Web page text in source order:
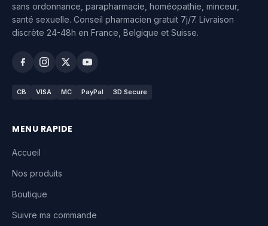
sans ordonnance, parapharmacie, homéopathie, minceur,
santé sexuelle. Conseil pharmacien gratuit 7j/7. Livraison
discrète 24-48h en France, Belgique et Suisse.
CB VISA MC PayPal 3D Secure
MENU RAPIDE
Accueil
Nos produits
Boutique
Suivre ma commande